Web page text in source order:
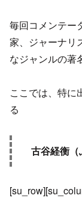
毎回コメンテー
家、ジャーナリ
なジャンルの著
ここでは、特に
る
古谷経衡（